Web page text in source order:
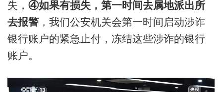
失， ④如果有损失，第一时间去属地派出所
去报警，我们公安机关会第一时间启动涉诈
银行账户的紧急止付，冻结这些涉诈的银行
账户。